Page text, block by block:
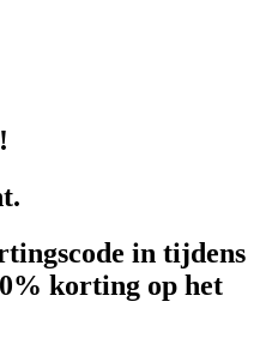
in tijdens
korting op het